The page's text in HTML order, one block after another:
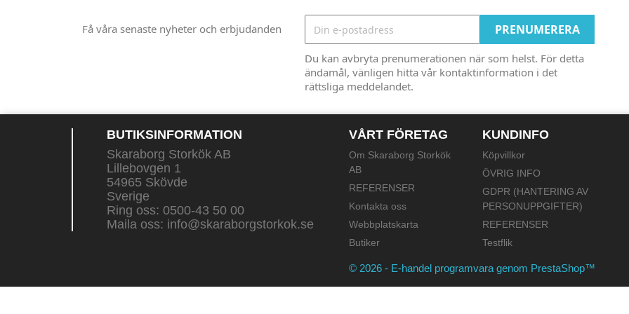
Få våra senaste nyheter och erbjudanden
Du kan avbryta prenumerationen när som helst. För detta
ändamål, vänligen hitta vår kontaktinformation i det
rättsliga meddelandet.
BUTIKSINFORMATION
Skaraborg Storkök AB
Lillebovgen 1
54965 Skövde
Sverige
Ring oss: 0500-43 50 00
Maila oss: info@skaraborgstorkok.se
VÅRT FÖRETAG
Om Skaraborg Storkök
AB
REFERENSER
Kontakta oss
Webbplatskarta
Butiker
KUNDINFO
Köpvillkor
ÖVRIG INFO
GDPR (HANTERING AV
PERSONUPPGIFTER)
REFERENSER
Testflik
© 2026 - E-handel programvara genom PrestaShop™